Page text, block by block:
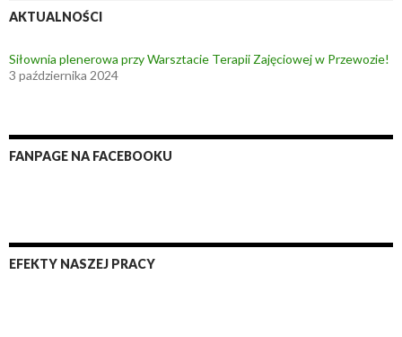
AKTUALNOŚCI
Siłownia plenerowa przy Warsztacie Terapii Zajęciowej w Przewozie!
3 października 2024
FANPAGE NA FACEBOOKU
EFEKTY NASZEJ PRACY